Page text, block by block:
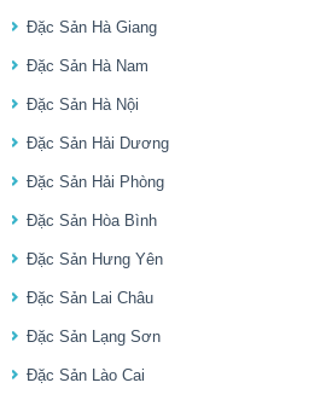
Đặc Sản Hà Giang
Đặc Sản Hà Nam
Đặc Sản Hà Nội
Đặc Sản Hải Dương
Đặc Sản Hải Phòng
Đặc Sản Hòa Bình
Đặc Sản Hưng Yên
Đặc Sản Lai Châu
Đặc Sản Lạng Sơn
Đặc Sản Lào Cai